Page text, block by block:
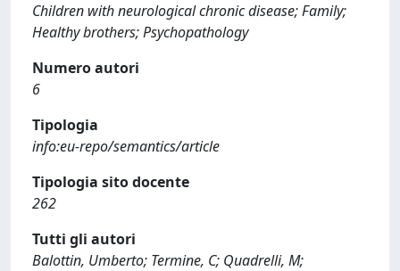
Children with neurological chronic disease; Family;
Healthy brothers; Psychopathology
Numero autori
6
Tipologia
info:eu-repo/semantics/article
Tipologia sito docente
262
Tutti gli autori
Balottin, Umberto; Termine, C; Quadrelli, M;